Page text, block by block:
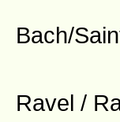
Bach/
Ravel /